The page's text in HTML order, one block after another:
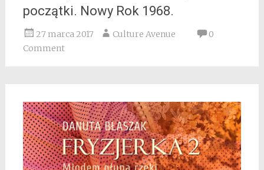
początki. Nowy Rok 1968.
27 marca 2017 Culture Avenue
0
Comment